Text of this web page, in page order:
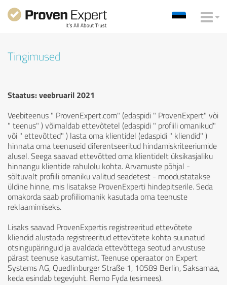
Tingimused
Staatus: veebruaril 2021
Veebiteenus " ProvenExpert.com" (edaspidi " ProvenExpert" või
" teenus" ) võimaldab ettevõtetel (edaspidi " profiili omanikud"
või " ettevõtted" ) lasta oma klientidel (edaspidi " kliendid" )
hinnata oma teenuseid diferentseeritud hindamiskriteeriumide
alusel. Seega saavad ettevõtted oma klientidelt üksikasjaliku
hinnangu klientide rahulolu kohta. Arvamuste põhjal -
sõltuvalt profiili omaniku valitud seadetest - moodustatakse
üldine hinne, mis lisatakse ProvenExperti hindepitserile. Seda
omakorda saab profiiliomanik kasutada oma teenuste
reklaamimiseks.
Lisaks saavad ProvenExpertis registreeritud ettevõtete
kliendid alustada registreeritud ettevõtete kohta suunatud
otsingupäringuid ja avaldada ettevõttega seotud arvustuse
pärast teenuse kasutamist. Teenuse operaator on Expert
Systems AG, Quedlinburger Straße 1, 10589 Berlin, Saksamaa,
keda esindab tegevjuht. Remo Fyda (esimees).